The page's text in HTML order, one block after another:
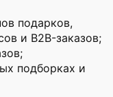
подарков,
и B2B-заказов;
подборках и